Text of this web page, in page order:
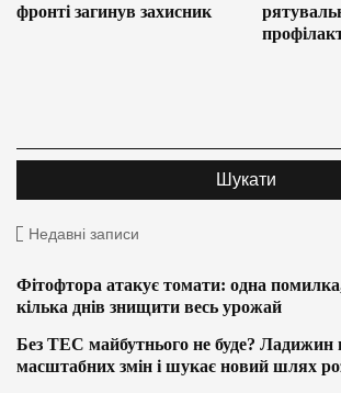
фронті загинув захисник
Недавні записи
Фітофтора атакує томати: одна
кілька днів знищити весь урожай
Без ТЕС майбутнього не буде? Ладижин
масштабних змін і шукає новий шлях